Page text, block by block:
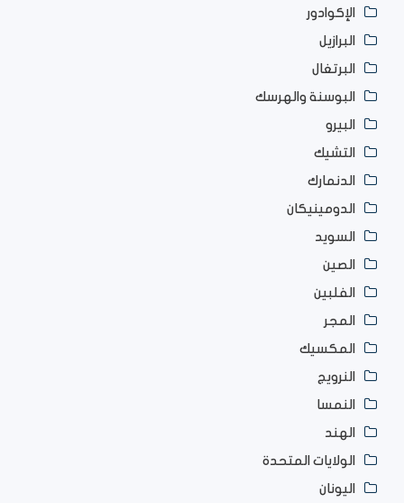
الإكوادور
البرازيل
البرتغال
البوسنة والهرسك
البيرو
التشيك
الدنمارك
الدومينيكان
السويد
الصين
الفلبين
المجر
المكسيك
النرويج
النمسا
الهند
الولايات المتحدة
اليونان